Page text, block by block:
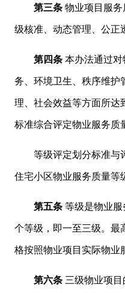
第三条物业项目服务
级核准、动态管理、公正
第四条本办法通过对
务、环境卫生、秩序维护
理、社会效益等方面所达
标准综合评定物业服务质
等级评定划分标准与
住宅小区物业服务质量等
第五条等级是物业服
个等级，即一至三级。最
格按照物业项目实际物业
第六条三级物业项目